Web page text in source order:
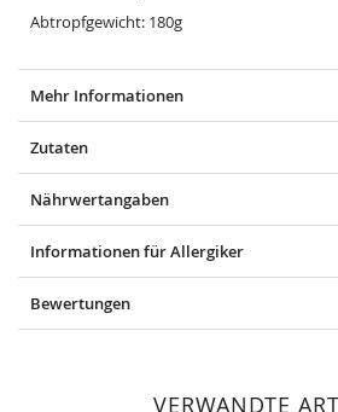
Abtropfgewicht: 180g
Mehr Informationen
Zutaten
Nährwertangaben
Informationen für Allergiker
Bewertungen
VERWANDTE